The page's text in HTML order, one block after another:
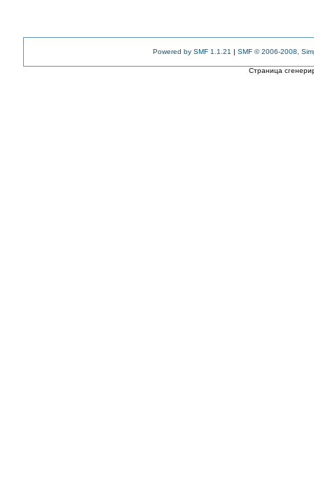
Powered by SMF 1.1.21 | SMF © 2006-2008,
Страница